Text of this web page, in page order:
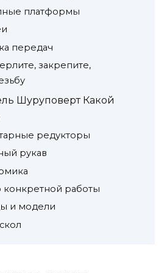
платформы
передач
закрепите,
Шуруповерт Какой
редукторы
рукав
работы
и модели